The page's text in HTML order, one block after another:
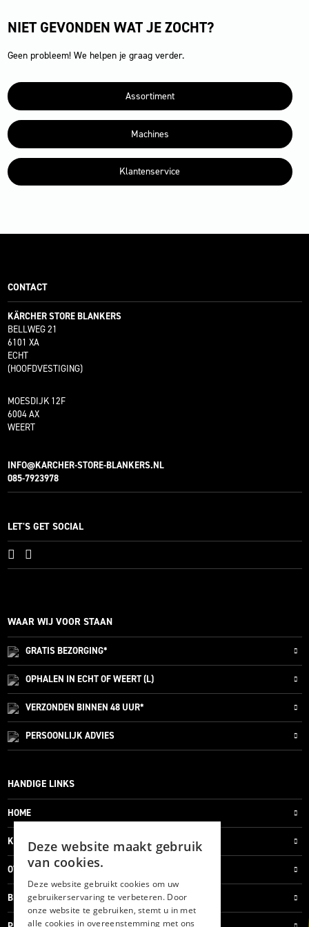
NIET GEVONDEN WAT JE ZOCHT?
Geen probleem! We helpen je graag verder.
Assortiment
Machines
Klantenservice
CONTACT
KÄRCHER STORE BLANKERS
BELLWEG 21
6101 XA
ECHT
(HOOFDVESTIGING)
MOESDIJK 12F
6004 AX
WEERT
INFO@KARCHER-STORE-BLANKERS.NL
085-7923978
LET'S GET SOCIAL
WAAR WIJ VOOR STAAN
GRATISBEZORGING*
OPHALEN IN ECHT OF WEERT (L)
VERZONDEN BINNEN 48 UUR*
PERSOONLIJKADVIES
HANDIGE LINKS
HOME
KLANTENSERVICE
OVER ONS
BLOG
Deze website maakt gebruik
van cookies.
Deze website gebruikt cookies om uw
gebruikerservaring te verbeteren. Door
onze website te gebruiken, stemt u in met
alle cookies in overeenstemming met ons